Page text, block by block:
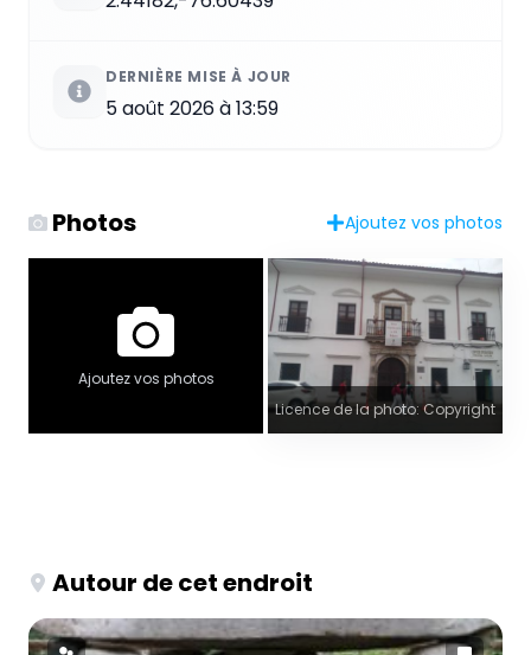
DERNIÈRE MISE À JOUR
5 août 2026 à 13:59
Photos Ajoutez vos photos
Ajoutez vos photos
Licence de la photo: Copyright
Autour de cet endroit